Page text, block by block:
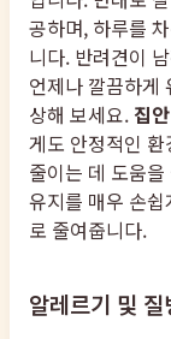
공하며, 하루를
니다. 반려견이
언제나 깔끔하게
상해 보세요. 집
게도 안정적인
줄이는 데 도움
유지를 매우 손
로 줄여줍니다.
알레르기 및